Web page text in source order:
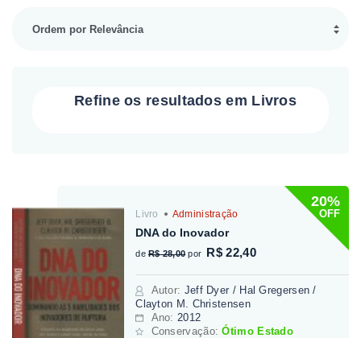
Refine os resultados em Livros
20%
OFF
Livro Administração
DNA do Inovador
de R$ 28,00 por R$ 22,40
Autor: Jeff Dyer / Hal Gregersen /
Clayton M. Christensen
Ano: 2012
Conservação:Ótimo Estado